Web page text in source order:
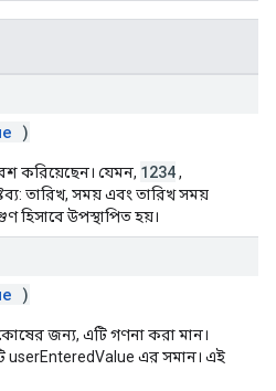
)
করিয়েছেন। যেমন, 1234,
তারিখ, সময় এবং তারিখ সময়
হিসাবে উপস্থাপিত হয়।
)
জন্য, এটি গণনা করা মান।
userEnteredValue এর সমান। এই